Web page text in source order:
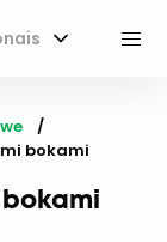
bokami